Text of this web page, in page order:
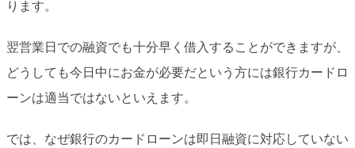
ります。
翌営業日での融資でも十分早く借入することができますが、
どうしても今日中にお金が必要だという方には銀行カードロ
ーンは適当ではないといえます。
では、なぜ銀行のカードローンは即日融資に対応していない